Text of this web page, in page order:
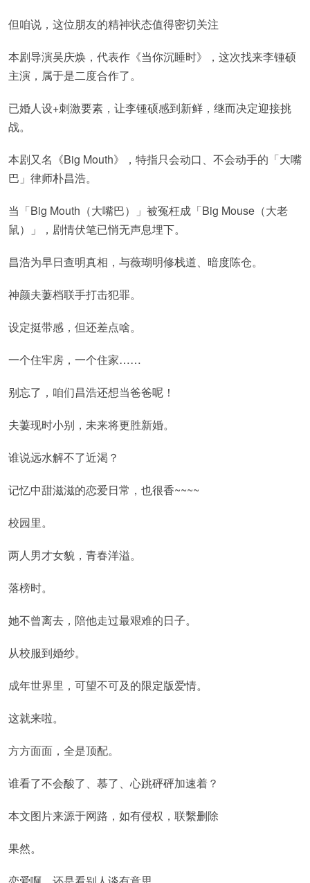
但咱说，这位朋友的精神状态值得密切关注
本剧导演吴庆焕，代表作《当你沉睡时》，这次找来李锺硕
主演，属于是二度合作了。
已婚人设+刺激要素，让李锺硕感到新鲜，继而决定迎接挑
战。
本剧又名《Big Mouth》，特指只会动口、不会动手的「大嘴
巴」律师朴昌浩。
当「Big Mouth（大嘴巴）」被冤枉成「Big Mouse（大老
鼠）」，剧情伏笔已悄无声息埋下。
昌浩为早日查明真相，与薇瑚明修栈道、暗度陈仓。
神颜夫萋档联手打击犯罪。
设定挺带感，但还差点啥。
一个住牢房，一个住家……
别忘了，咱们昌浩还想当爸爸呢！
夫萋现时小别，未来将更胜新婚。
谁说远水解不了近渴？
记忆中甜滋滋的恋爱日常，也很香~~~~
校园里。
两人男才女貌，青春洋溢。
落榜时。
她不曾离去，陪他走过最艰难的日子。
从校服到婚纱。
成年世界里，可望不可及的限定版爱情。
这就来啦。
方方面面，全是顶配。
谁看了不会酸了、慕了、心跳砰砰加速着？
本文图片来源于网路，如有侵权，联繫删除
果然。